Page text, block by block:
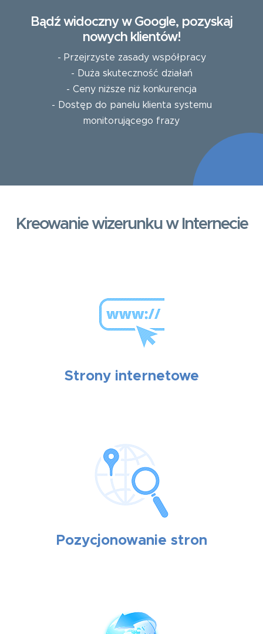
Bądź widoczny w Google, pozyskaj
nowych klientów!
- Przejrzyste zasady współpracy
- Duża skuteczność działań
- Ceny niższe niż konkurencja
- Dostęp do panelu klienta systemu
monitorującego frazy
Kreowanie wizerunku w Internecie
Strony internetowe
Pozycjonowanie stron